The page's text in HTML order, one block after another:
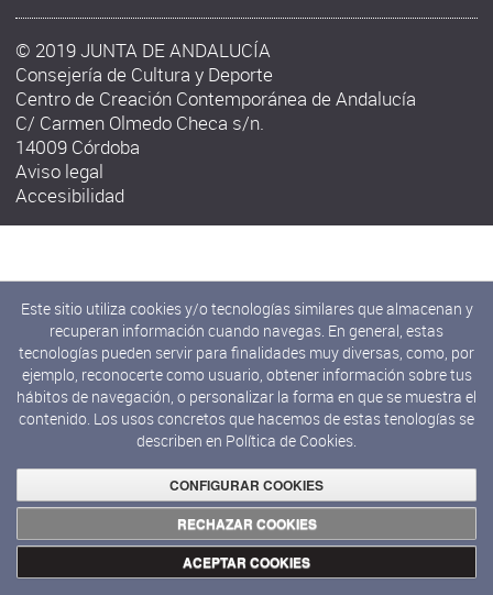
© 2019 JUNTA DE ANDALUCÍA
Consejería de Cultura y Deporte
Centro de Creación Contemporánea de Andalucía
C/ Carmen Olmedo Checa s/n.
14009 Córdoba
Aviso legal
Accesibilidad
Este sitio utiliza cookies y/o tecnologías similares que almacenan y
recuperan información cuando navegas. En general, estas
tecnologías pueden servir para finalidades muy diversas, como, por
ejemplo, reconocerte como usuario, obtener información sobre tus
hábitos de navegación, o personalizar la forma en que se muestra el
contenido. Los usos concretos que hacemos de estas tenologías se
describen en Política de Cookies.
CONFIGURAR COOKIES
RECHAZAR COOKIES
ACEPTAR COOKIES